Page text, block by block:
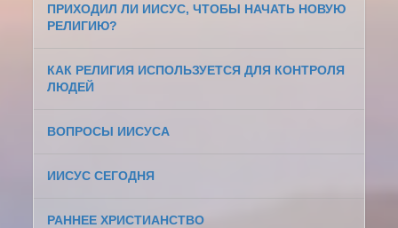
ПРИХОДИЛ ЛИ ИИСУС, ЧТОБЫ НАЧАТЬ НОВУЮ
РЕЛИГИЮ?
КАК РЕЛИГИЯ ИСПОЛЬЗУЕТСЯ ДЛЯ КОНТРОЛЯ
ЛЮДЕЙ
ВОПРОСЫ ИИСУСА
ИИСУС СЕГОДНЯ
РАННЕЕ ХРИСТИАНСТВО